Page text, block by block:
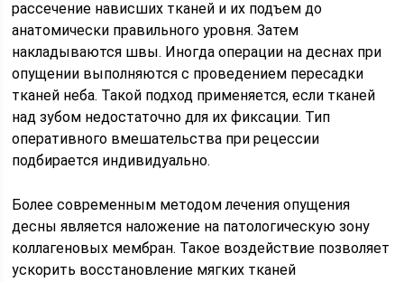
рассечение нависших тканей и их подъем до
анатомически правильного уровня. Затем
накладываются швы. Иногда операции на деснах при
опущении выполняются с проведением пересадки
тканей неба. Такой подход применяется, если тканей
над зубом недостаточно для их фиксации. Тип
оперативного вмешательства при рецессии
подбирается индивидуально.
Более современным методом лечения опущения
десны является наложение на патологическую зону
коллагеновых мембран. Такое воздействие позволяет
ускорить восстановление мягких тканей